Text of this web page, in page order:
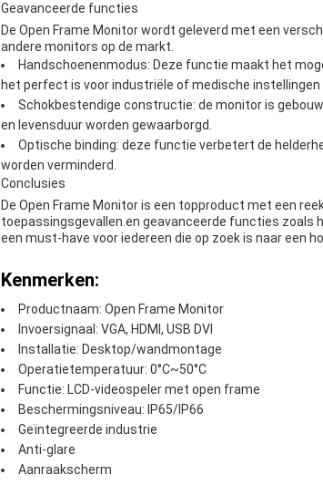
Geavanceerde functies
De Open Frame Monitor wordt geleverd met een
andere monitors op de markt.
Handschoenenmodus: Deze functie maakt het
het perfect is voor industriële of medische instellingen
Schokbestendige constructie: de monitor is
en levensduur worden gewaarborgd.
Optische binding: deze functie verbetert de
worden verminderd.
Conclusies
De Open Frame Monitor is een topproduct met een
toepassingsgevallen.en geavanceerde functies
een must-have voor iedereen die op zoek is naar een
Kenmerken:
Productnaam: Open Frame Monitor
Invoersignaal: VGA, HDMI, USB DVI
Installatie: Desktop/wandmontage
Operatietemperatuur: 0°C~50°C
Functie: LCD-videospeler met open frame
Beschermingsniveau: IP65/IP66
Geïntegreerde industrie
Anti-glare
Aanraakscherm